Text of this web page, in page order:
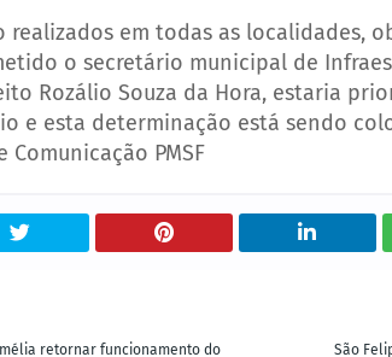
realizados em todas as localidades,
o secretário municipal de
Rozálio Souza da Hora, estaria
e esta determinação está sendo
Comunicação PMSF
São
retornar funcionamento do